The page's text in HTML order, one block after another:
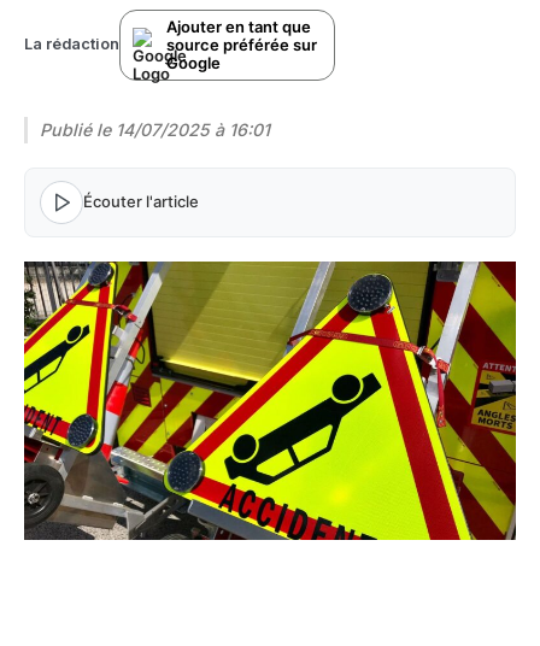
La rédaction
Ajouter en tant que
source préférée sur
Google
Publié le 14/07/2025 à 16:01
Écouter l'article